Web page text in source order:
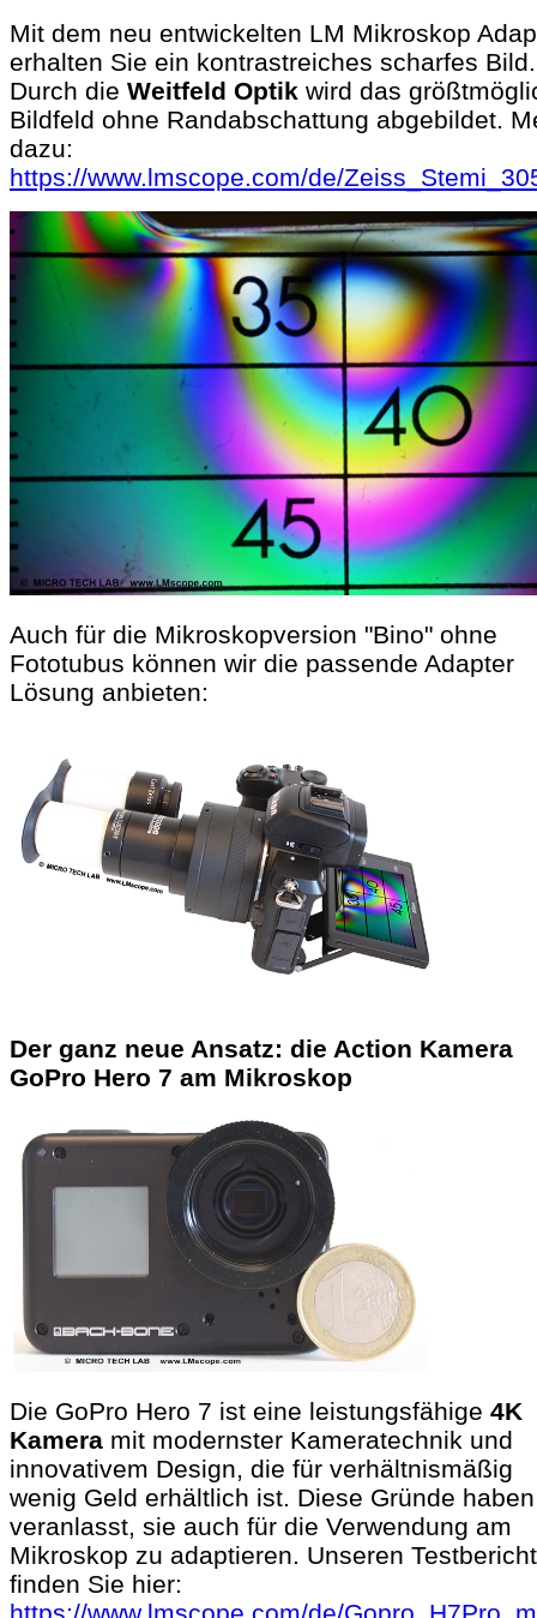
Mit dem neu entwickelten LM Mikroskop
erhalten Sie ein kontrastreiches scharfes Bild.
Durch die Weitfeld Optik wird das
Bildfeld ohne Randabschattung abgebildet.
dazu:
https://www.lmscope.com/de/
Auch für die Mikroskopversion "Bino" ohne
Fototubus können wir die passende Adapter
Lösung anbieten:
Der ganz neue Ansatz: die Action Kamera
GoPro Hero 7 am Mikroskop
Die GoPro Hero 7 ist eine leistungsfähige 4K
Kamera mit modernster Kameratechnik und
innovativem Design, die für verhältnismäßig
wenig Geld erhältlich ist. Diese Gründe
veranlasst, sie auch für die Verwendung am
Mikroskop zu adaptieren. Unseren Testbericht
finden Sie hier: